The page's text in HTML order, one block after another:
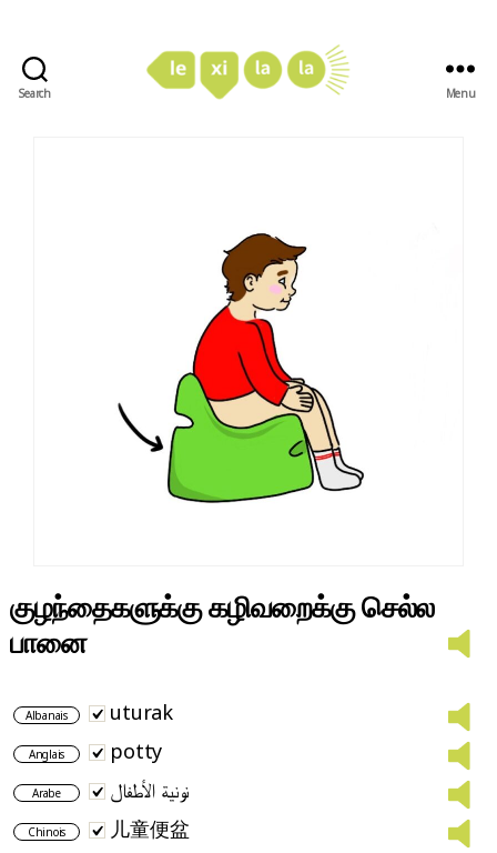
Search Menu
குழந்தைகளுக்கு கழிவறைக்கு செல்ல
பானை
Albanais uturak
Anglais potty
Arabe نونية الأطفال
Chinois 儿童便盆